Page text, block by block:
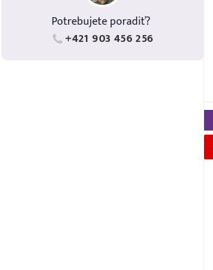
Potrebujete poradiť?
+421 903 456 256